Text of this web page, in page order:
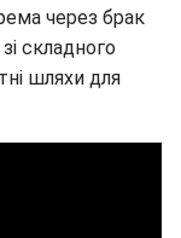
через брак
складного
шляхи для